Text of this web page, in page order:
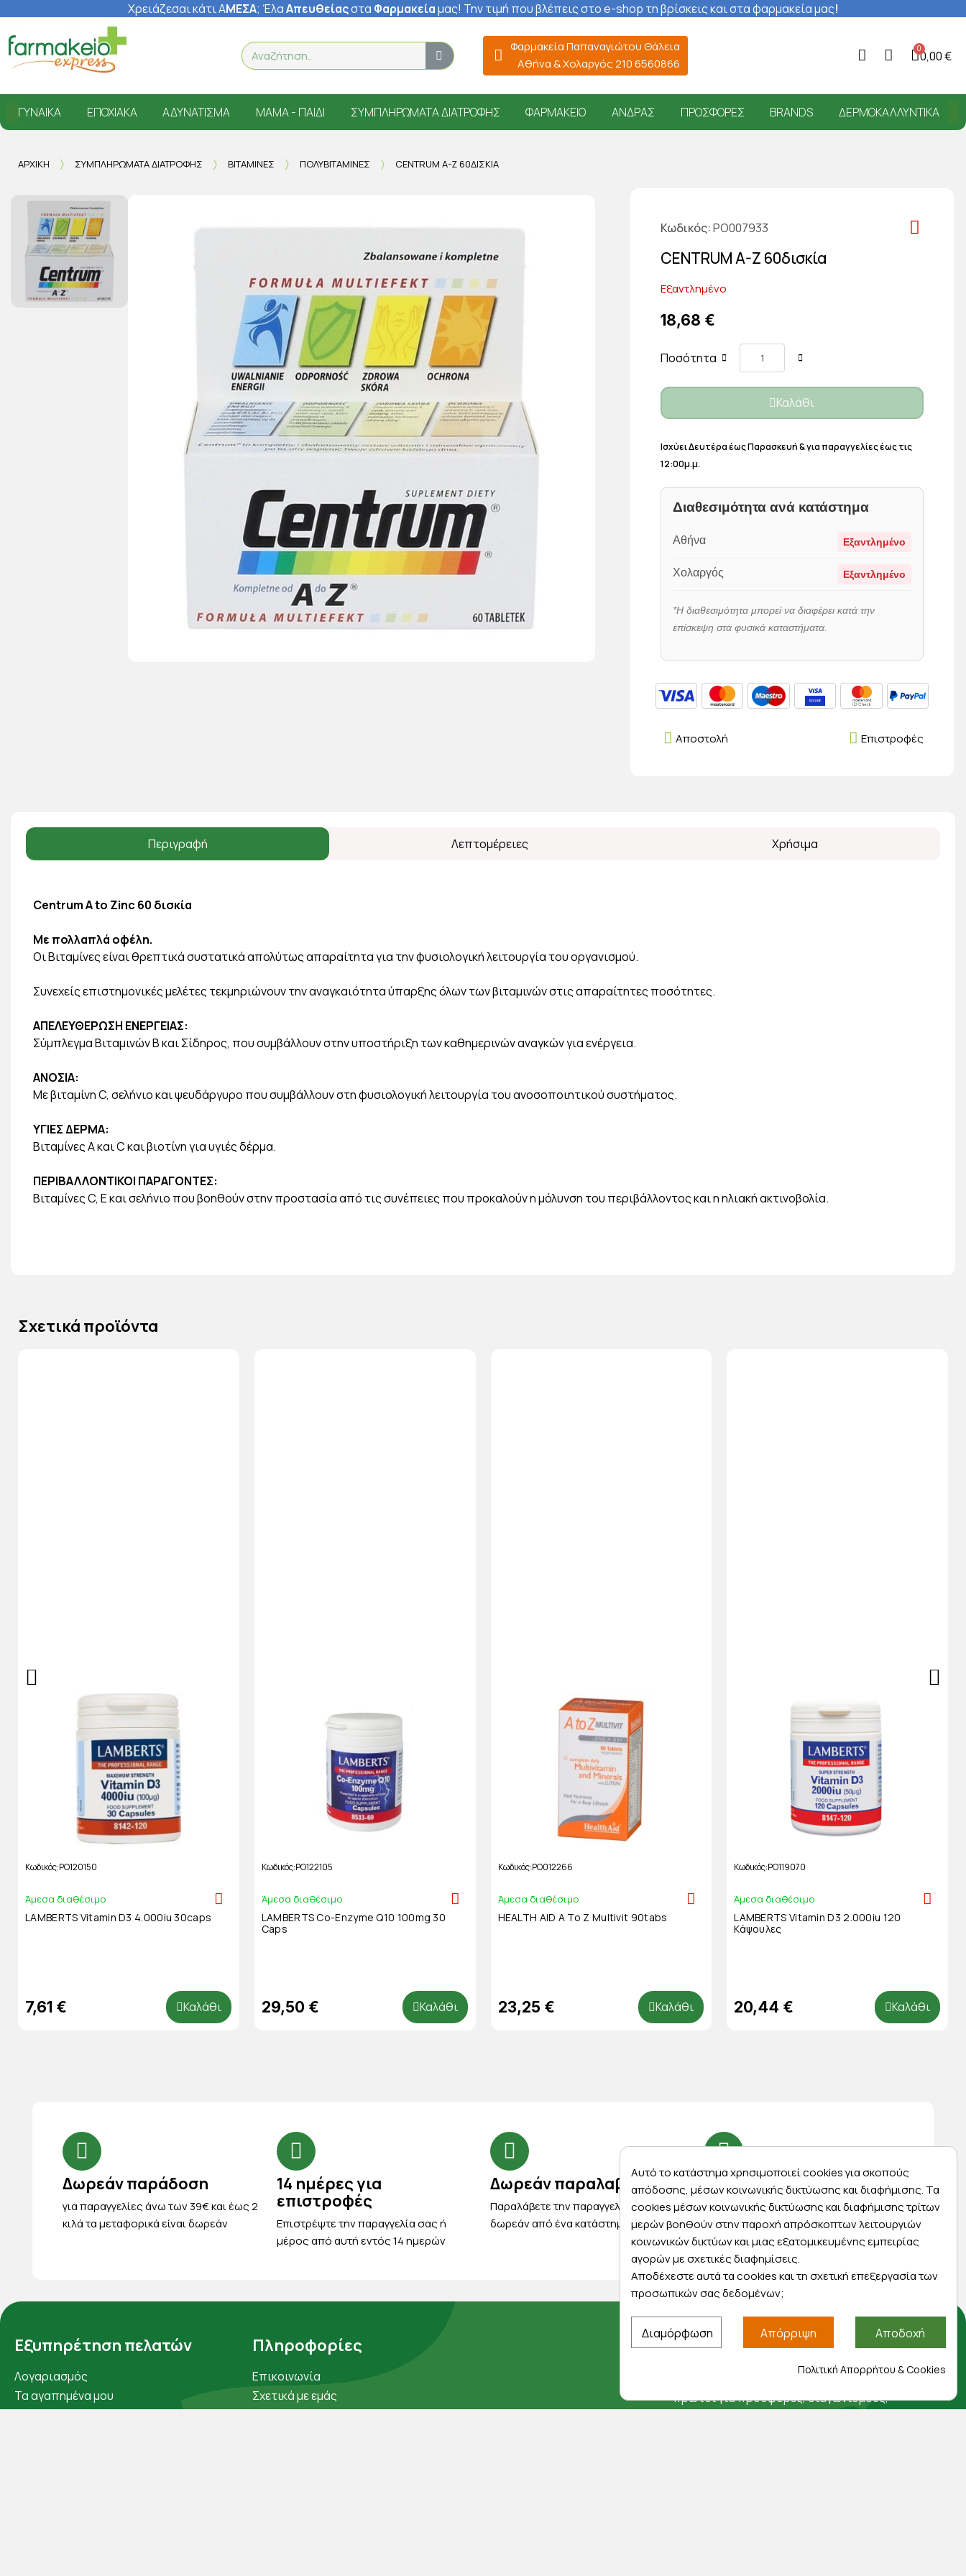
Χρειάζεσαι κάτι ΑΜΕΣΑ; ΈλαΑπευθείαςστα Φαρμακείαμας! Την τιμή που βλέπεις στο e-shop τη βρίσκεις και στα φαρμακεία μας!
Φαρμακεία Παπαναγιώτου Θάλεια
Αθήνα & Χολαργός 210 6560866
0,00 €
ΓΥΝΑΊΚΑ ΕΠΟΧΙΑΚΆ ΑΔΥΝΆΤΙΣΜΑ ΜΑΜΆ - ΠΑΙΔΊ ΣΥΜΠΛΗΡΏΜΑΤΑ ΔΙΑΤΡΟΦΉΣ ΦΑΡΜΑΚΕΊΟ ΆΝΔΡΑΣ ΠΡΟΣΦΟΡΈΣ BRANDS ΔΕΡΜΟΚΑΛΛΥΝΤΙΚΆ
ΑΡΧΙΚΉ ΣΥΜΠΛΗΡΏΜΑΤΑ ΔΙΑΤΡΟΦΉΣ ΒΙΤΑΜΊΝΕΣ ΠΟΛΥΒΙΤΑΜΊΝΕΣ CENTRUM A-Z 60ΔΙΣΚΊΑ
Κωδικός PO007933
CENTRUM A-Z 60δισκία
Εξαντλημένο
18,68 €
Ποσότητα
Καλάθι
Ισχύει Δευτέρα έως Παρασκευή & για παραγγελίες έως τις
12:00μ.μ.
Διαθεσιμότητα ανά κατάστημα
Αθήνα Εξαντλημένο
Χολαργός Εξαντλημένο
*Η διαθεσιμότητα μπορεί να διαφέρει κατά την
επίσκεψη στα φυσικά καταστήματα.
Επιστροφές
Αποστολή
Περιγραφή Λεπτομέρειες Χρήσιμα
Centrum A to Zinc 60 δισκία
Με πολλαπλά οφέλη.
Οι Βιταμίνες είναι θρεπτικά συστατικά απολύτως απαραίτητα για την φυσιολογική λειτουργία του οργανισμού.
Συνεχείς επιστημονικές μελέτες τεκμηριώνουν την αναγκαιότητα ύπαρξης όλων των βιταμινών στις απαραίτητες ποσότητες.
ΑΠΕΛΕΥΘΕΡΩΣΗ ΕΝΕΡΓΕΙΑΣ:
Σύμπλεγμα Βιταμινών Β και Σίδηρος, που συμβάλλουν στην υποστήριξη των καθημερινών αναγκών για ενέργεια.
ΑΝΟΣΙΑ:
Με βιταμίνη C, σελήνιο και ψευδάργυρο που συμβάλλουν στη φυσιολογική λειτουργία του ανοσοποιητικού συστήματος.
ΥΓΙΕΣ ΔΕΡΜΑ:
Βιταμίνες A και C και βιοτίνη για υγιές δέρμα.
ΠΕΡΙΒΑΛΛΟΝΤΙΚΟΙ ΠΑΡΑΓΟΝΤΕΣ:
Βιταμίνες C, Ε και σελήνιο που βοηθούν στην προστασία από τις συνέπειες που προκαλούν η μόλυνση του περιβάλλοντος και η ηλιακή ακτινοβολία.
Σχετικά προϊόντα
Κωδικός PO120150
Άμεσα διαθέσιμο
LAMBERTS Vitamin D3 4.000iu 30caps
7,61 € Καλάθι
Κωδικός PO122105
Άμεσα διαθέσιμο
LAMBERTS Co-Enzyme Q10 100mg 30
Caps
29,50 € Καλάθι
Κωδικός PO012266
Άμεσα διαθέσιμο
HEALTH AID A To Z Multivit 90tabs
23,25 € Καλάθι
Κωδικός PO119070
Άμεσα διαθέσιμο
LAMBERTS Vitamin D3 2.000iu 120
Κάψουλες
20,44 € Καλάθι
Δωρεάν παράδοση
για παραγγελίες άνω των 39€ και έως 2
κιλά τα μεταφορικά είναι δωρεάν
14 ημέρες για
επιστροφές
Eπιστρέψτε την παραγγελία σας ή
μέρος από αυτή εντός 14 ημερών
Δωρεάν παραλαβή
Παραλάβετε την παραγγελία σας
δωρεάν από ένα κατάστημα μας
Express αποστολές
Κάντε σήμερα την παραγγελία σας και
παραλάβετε αύριο στην πόρτα σας
Εξυπηρέτηση πελατών
Λογαριασμός
Τα αγαπημένα μου
Πληροφορίες
Επικοινωνία
Σχετικά με εμάς
Αποκλειστικές προσφορές
Εγγραφείτε με το email σας για να ενημερώνεστε
πρώτοι για προσφορές, διαγωνισμούς,
Αυτό το κατάστημα χρησιμοποιεί cookies για σκοπούς
απόδοσης, μέσων κοινωνικής δικτύωσης και διαφήμισης. Τα
cookies μέσων κοινωνικής δικτύωσης και διαφήμισης τρίτων
μερών βοηθούν στην παροχή απρόσκοπτων λειτουργιών
κοινωνικών δικτύων και μιας εξατομικευμένης εμπειρίας
αγορών με σχετικές διαφημίσεις.
Αποδέχεστε αυτά τα cookies και τη σχετική επεξεργασία των
προσωπικών σας δεδομένων;
Διαμόρφωση Απόρριψη Αποδοχή
Πολιτική Απορρήτου & Cookies